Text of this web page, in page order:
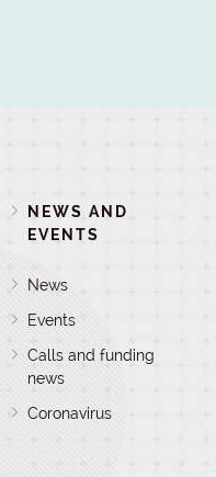
NEWS AND
EVENTS
News
Events
Calls and funding
news
Coronavirus